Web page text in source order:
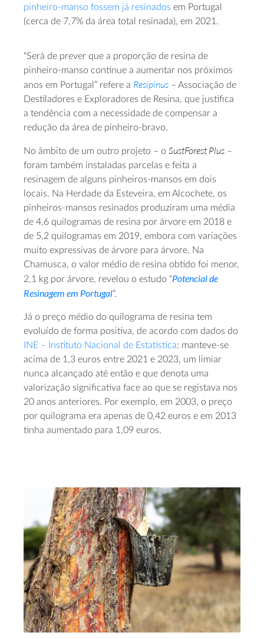
pinheiro-manso fossem já resinados em Portugal
(cerca de 7,7% da área total resinada), em 2021.
“Será de prever que a proporção de resina de
pinheiro-manso continue a aumentar nos próximos
anos em Portugal” refere a Resipinus – Associação de
Destiladores e Exploradores de Resina, que justifica
a tendência com a necessidade de compensar a
redução da área de pinheiro-bravo.
No âmbito de um outro projeto – o SustForest Plus –
foram também instaladas parcelas e feita a
resinagem de alguns pinheiros-mansos em dois
locais. Na Herdade da Esteveira, em Alcochete, os
pinheiros-mansos resinados produziram uma média
de 4,6 quilogramas de resina por árvore em 2018 e
de 5,2 quilogramas em 2019, embora com variações
muito expressivas de árvore para árvore. Na
Chamusca, o valor médio de resina obtido foi menor,
2,1 kg por árvore, revelou o estudo “Potencial de
Resinagem em Portugal”.
Já o preço médio do quilograma de resina tem
evoluído de forma positiva, de acordo com dados do
INE – Instituto Nacional de Estatística: manteve-se
acima de 1,3 euros entre 2021 e 2023, um limiar
nunca alcançado até então e que denota uma
valorização significativa face ao que se registava nos
20 anos anteriores. Por exemplo, em 2003, o preço
por quilograma era apenas de 0,42 euros e em 2013
tinha aumentado para 1,09 euros.